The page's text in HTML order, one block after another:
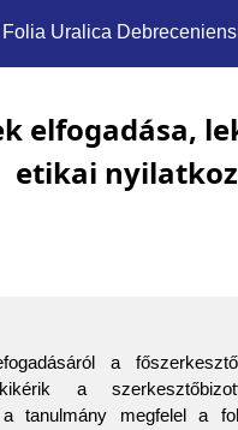
Folia Uralica
elfogadása,
etikai
a
a
a tanulmány megfelel a